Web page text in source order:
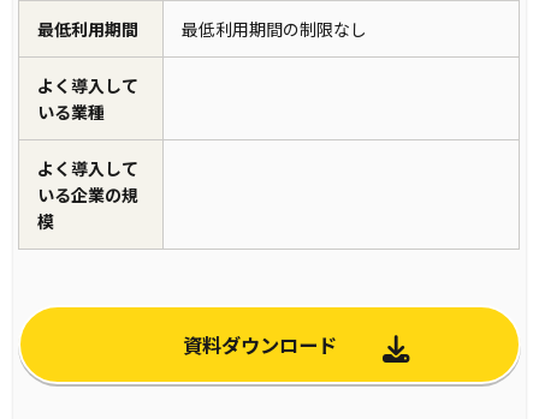
最低利用期間 最低利用期間の制限なし
よく導入して
いる業種
よく導入して
いる企業の規
模
資料ダウンロード